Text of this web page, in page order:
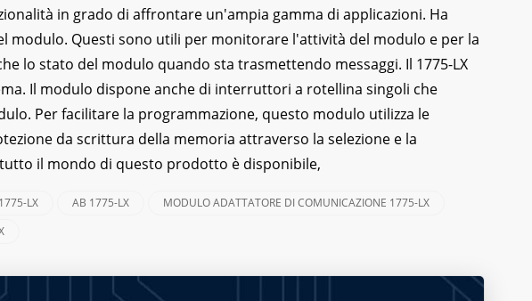
in grado di affrontare un'ampia gamma di applicazioni. Ha
modulo. Questi sono utili per monitorare l'attività del modulo e per la
lo stato del modulo quando sta trasmettendo messaggi. Il 1775-LX
Il modulo dispone anche di interruttori a rotellina singoli che
Per facilitare la programmazione, questo modulo utilizza le
da scrittura della memoria attraverso la selezione e la
il mondo di questo prodotto è disponibile,
LX AB 1775-LX
MODULO ADATTATORE DI COMUNICAZIONE 1775-LX